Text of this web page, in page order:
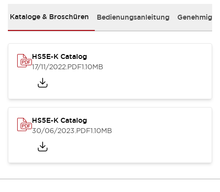
Kataloge & Broschüren Bedienungsanleitung
HS5E-K Catalog
17/11/2022.PDF1.10MB
HS5E-K Catalog
30/06/2023.PDF1.10MB